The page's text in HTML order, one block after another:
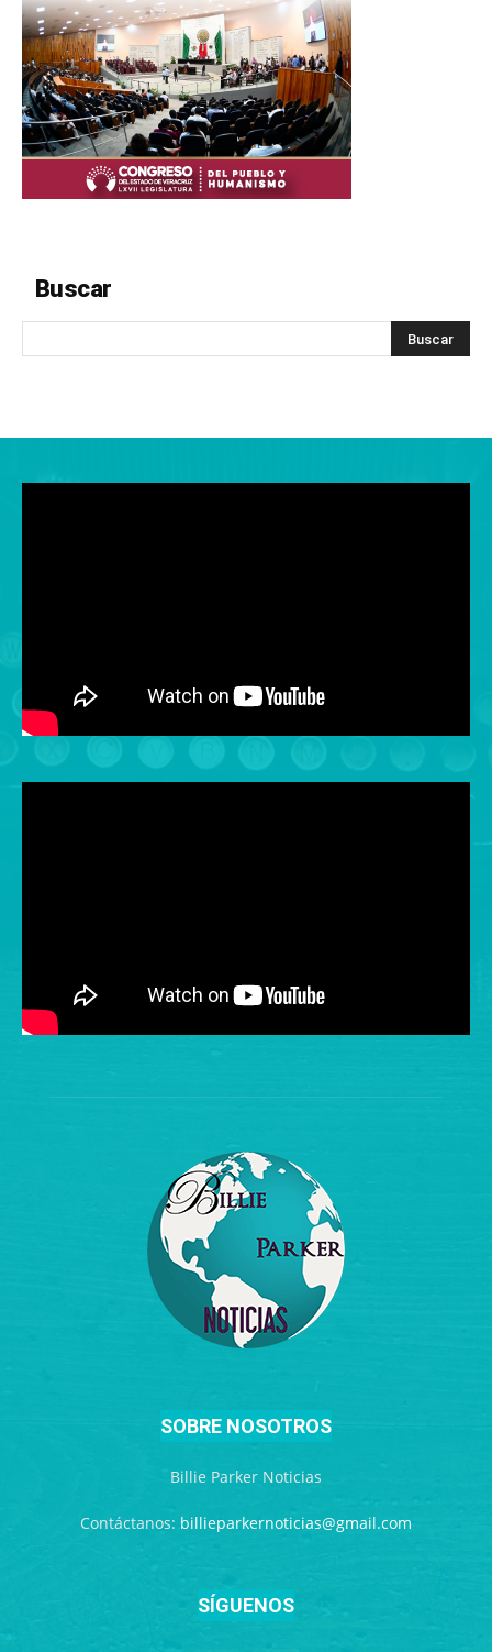
Buscar
SOBRE NOSOTROS
Billie Parker Noticias
Contáctanos: billieparkernoticias@gmail.com
SÍGUENOS